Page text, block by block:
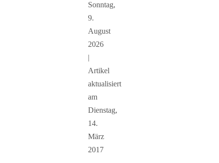
Sonntag,
9.
August
2026
|
Artikel
aktualisiert
am
Dienstag,
14.
März
2017